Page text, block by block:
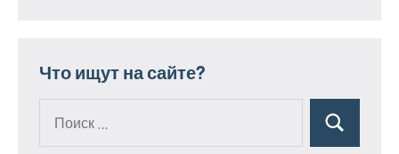
Что ищут на сайте?
Поиск